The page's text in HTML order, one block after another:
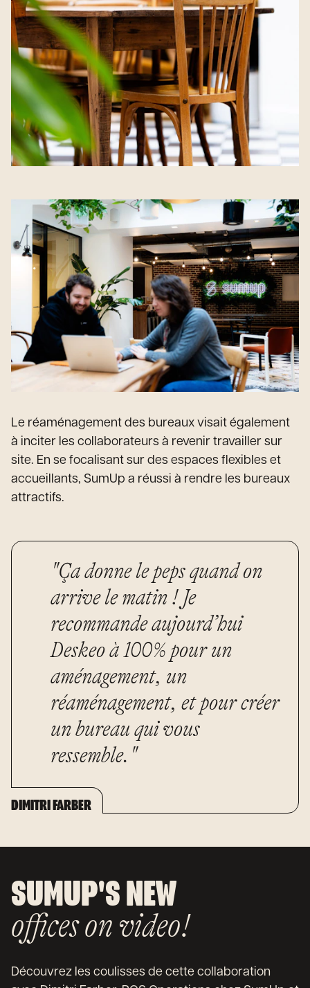
Le réaménagement des bureaux visait également
à inciter les collaborateurs à revenir travailler sur
site. En se focalisant sur des espaces flexibles et
accueillants, SumUp a réussi à rendre les bureaux
attractifs.
"Ça donne le peps quand on
arrive le matin ! Je
recommande aujourd’hui
Deskeo à 100% pour un
aménagement, un
réaménagement, et pour créer
un bureau qui vous
ressemble."
DIMITRI FARBER
SUMUP'S NEW
offices on video!
Découvrez les coulisses de cette collaboration